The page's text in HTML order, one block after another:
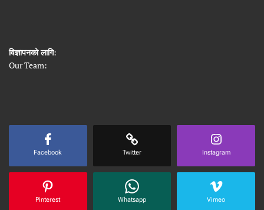
विज्ञापनको लागि:
Our Team:
Facebook Twitter Instagram
Pinterest Whatsapp Vimeo